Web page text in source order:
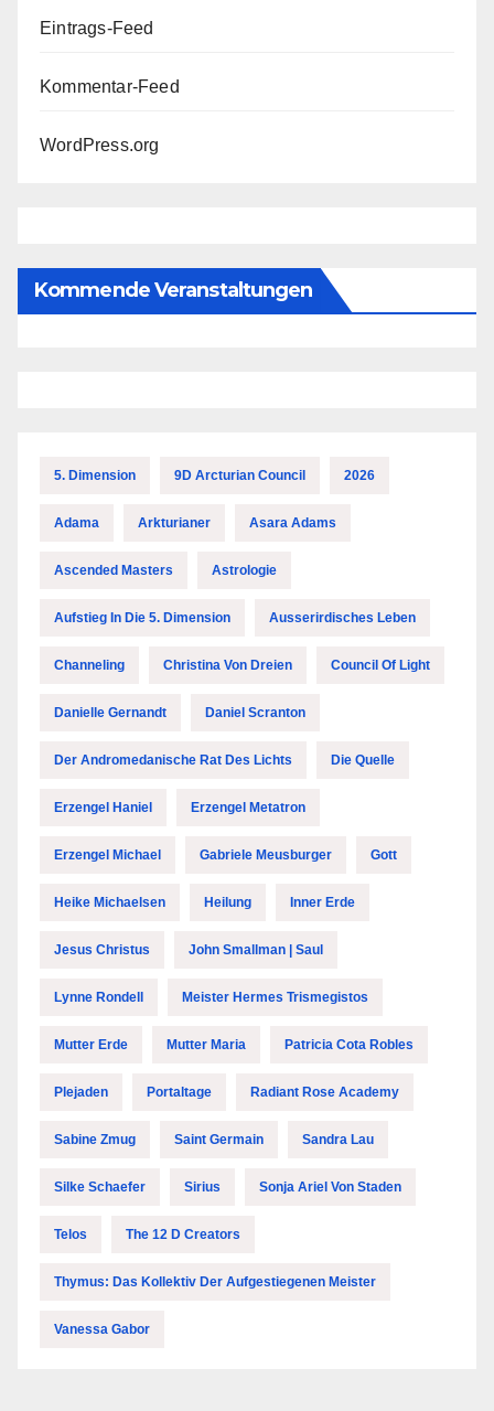
Eintrags-Feed
Kommentar-Feed
WordPress.org
Kommende Veranstaltungen
5. Dimension 9D Arcturian Council 2026
Adama Arkturianer Asara Adams
Ascended Masters Astrologie
Aufstieg In Die 5. Dimension Ausserirdisches Leben
Channeling Christina Von Dreien Council Of Light
Danielle Gernandt Daniel Scranton
Der Andromedanische Rat Des Lichts Die Quelle
Erzengel Haniel Erzengel Metatron
Erzengel Michael Gabriele Meusburger Gott
Heike Michaelsen Heilung Inner Erde
Jesus Christus John Smallman | Saul
Lynne Rondell Meister Hermes Trismegistos
Mutter Erde Mutter Maria Patricia Cota Robles
Plejaden Portaltage Radiant Rose Academy
Sabine Zmug Saint Germain Sandra Lau
Silke Schaefer Sirius Sonja Ariel Von Staden
Telos The 12 D Creators
Thymus: Das Kollektiv Der Aufgestiegenen Meister
Vanessa Gabor